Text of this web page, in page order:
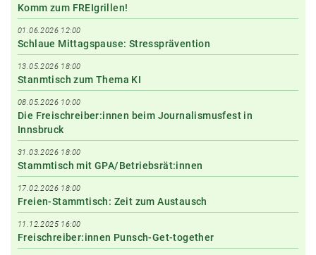
Komm zum FREIgrillen!
01.06.2026 12:00
Schlaue Mittagspause: Stressprävention
13.05.2026 18:00
Stanmtisch zum Thema KI
08.05.2026 10:00
Die Freischreiber:innen beim Journalismusfest in
Innsbruck
31.03.2026 18:00
Stammtisch mit GPA/Betriebsrät:innen
17.02.2026 18:00
Freien-Stammtisch: Zeit zum Austausch
11.12.2025 16:00
Freischreiber:innen Punsch-Get-together